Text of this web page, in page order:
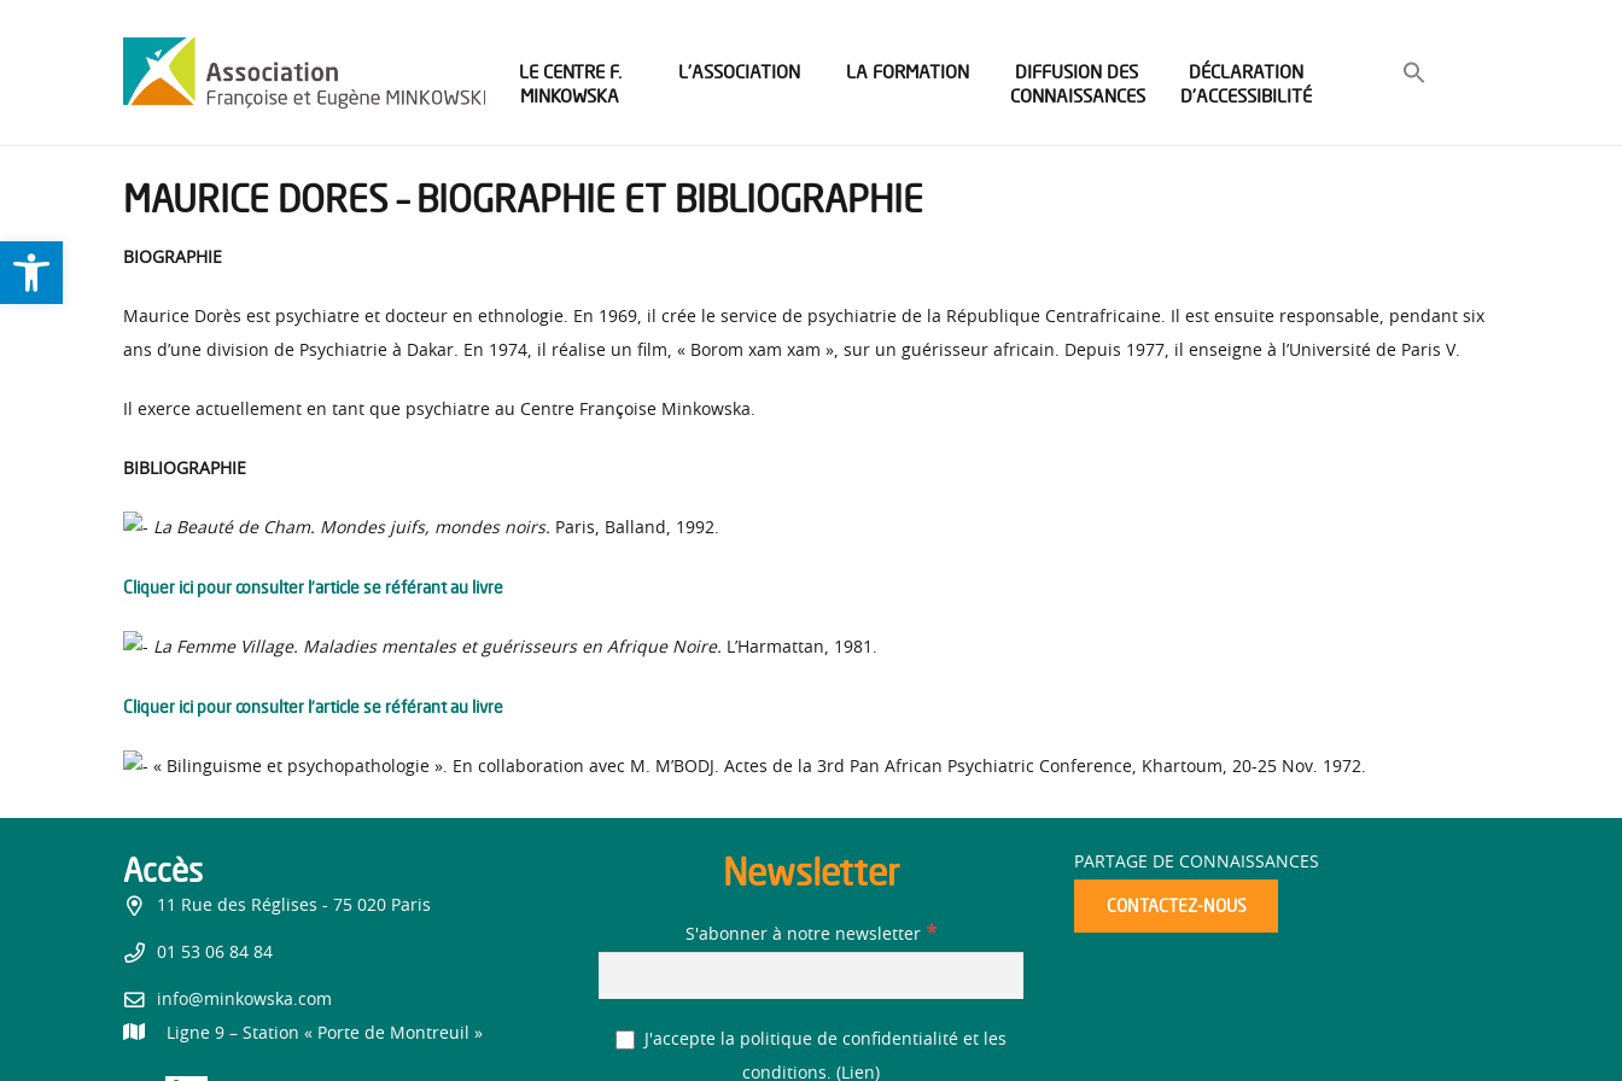
Ouvrir la barre d’outils
LE CENTRE F.
MINKOWSKA
L’ASSOCIATION LA FORMATION
DIFFUSION DES
CONNAISSANCES
DÉCLARATION
D’ACCESSIBILITÉ
MAURICE DORES – BIOGRAPHIE ET BIBLIOGRAPHIE
BIOGRAPHIE
Maurice Dorès est psychiatre et docteur en ethnologie. En 1969, il crée le service de psychiatrie de la République Centrafricaine. Il est ensuite responsable, pendant six
ans d’une division de Psychiatrie à Dakar. En 1974, il réalise un film, « Borom xam xam », sur un guérisseur africain. Depuis 1977, il enseigne à l’Université de Paris V.
Il exerce actuellement en tant que psychiatre au Centre Françoise Minkowska.
BIBLIOGRAPHIE
La Beauté de Cham. Mondes juifs, mondes noirs. Paris, Balland, 1992.
Cliquer ici pour consulter l’article se référant au livre
La Femme Village. Maladies mentales et guérisseurs en Afrique Noire. L’Harmattan, 1981.
Cliquer ici pour consulter l’article se référant au livre
« Bilinguisme et psychopathologie ». En collaboration avec M. M’BODJ. Actes de la 3rd Pan African Psychiatric Conference, Khartoum, 20-25 Nov. 1972.
Accès
11 Rue des Réglises - 75 020 Paris
01 53 06 84 84
info@minkowska.com
Ligne 9 – Station « Porte de Montreuil »
Newsletter
S'abonner à notre newsletter *
J'accepte la politique de confidentialité et les
conditions. ( Lien)
PARTAGE DE CONNAISSANCES
CONTACTEZ-NOUS